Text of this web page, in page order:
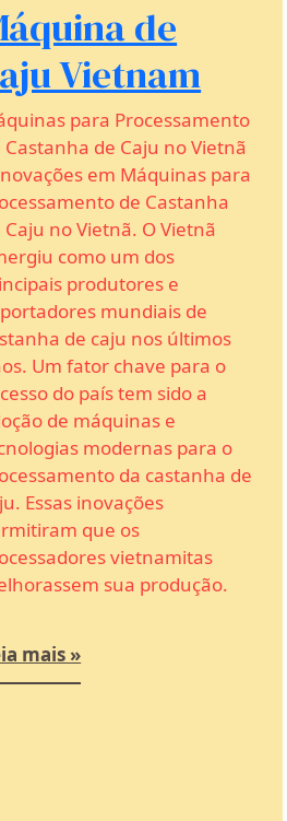
de
Vietnam
para Processamento
Castanha de Caju no Vietnã
em Máquinas para
de Castanha
Caju no Vietnã. O Vietnã
como um dos
produtores e
mundiais de
de caju nos últimos
Um fator chave para o
do país tem sido a
de máquinas e
modernas para o
da castanha de
Essas inovações
que os
vietnamitas
sua produção.
mais »